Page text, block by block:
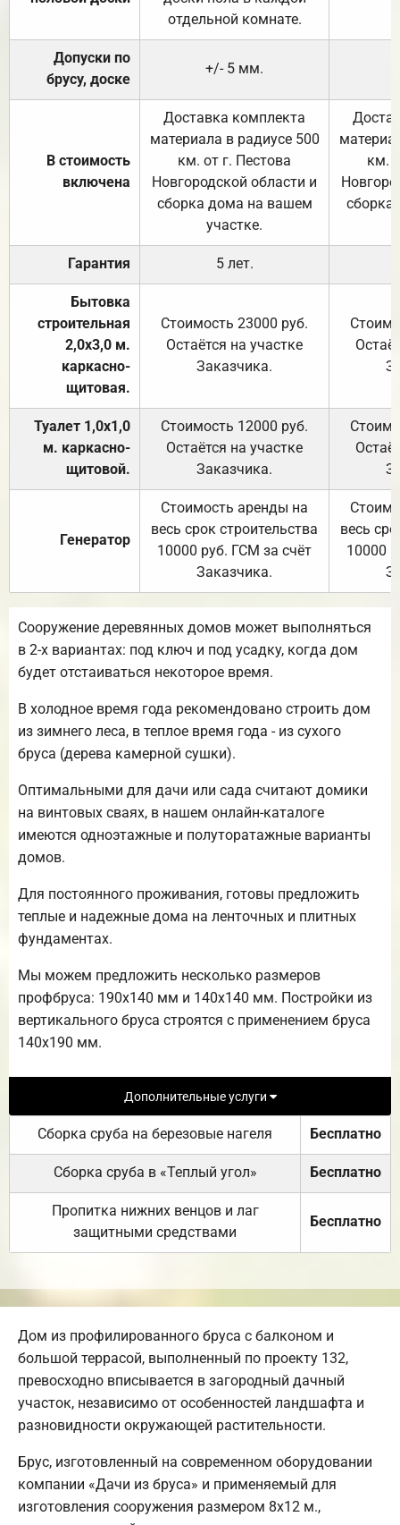
отдельной комнате.
Допуски по
брусу, доске
+/- 5 мм.
В стоимость
включена
Доставка комплекта
материала в радиусе 500
км. от г. Пестова
Новгородской области и
сборка дома на вашем
участке.
км.
Гарантия 5 лет.
Бытовка
строительная
2,0х3,0 м.
каркасно-
щитовая.
Стоимость 23000 руб.
Остаётся на участке
Заказчика.
Туалет 1,0х1,0
м. каркасно-
щитовой.
Стоимость 12000 руб.
Остаётся на участке
Заказчика.
Генератор
Стоимость аренды на
весь срок строительства
10000 руб. ГСМ за счёт
Заказчика.
весь
10000
Сооружение деревянных домов может выполняться
в 2-х вариантах: под ключ и под усадку, когда дом
будет отстаиваться некоторое время.
В холодное время года рекомендовано строить дом
из зимнего леса, в теплое время года - из сухого
бруса (дерева камерной сушки).
Оптимальными для дачи или сада считают домики
на винтовых сваях, в нашем онлайн-каталоге
имеются одноэтажные и полуторатажные варианты
домов.
Для постоянного проживания, готовы предложить
теплые и надежные дома на ленточных и плитных
фундаментах.
Мы можем предложить несколько размеров
профбруса: 190х140 мм и 140х140 мм. Постройки из
вертикального бруса строятся с применением бруса
140х190 мм.
Дополнительные услуги
Сборка сруба на березовые нагеля Бесплатно
Сборка сруба в «Теплый угол» Бесплатно
Пропитка нижних венцов и лаг
защитными средствами
Бесплатно
Дом из профилированного бруса с балконом и
большой террасой, выполненный по проекту 132,
превосходно вписывается в загородный дачный
участок, независимо от особенностей ландшафта и
разновидности окружающей растительности.
Брус, изготовленный на современном оборудовании
компании «Дачи из бруса» и применяемый для
изготовления сооружения размером 8х12 м.,